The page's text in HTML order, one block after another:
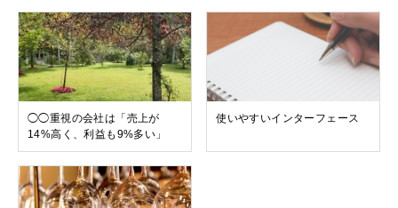
◯◯重視の会社は「売上が
14%高く、利益も9%多い」
使いやすいインターフェース